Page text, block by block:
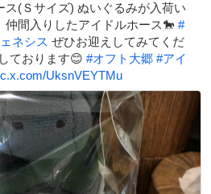
ス(Ｓサイズ) ぬいぐるみが入荷い
仲間入りしたアイドルホース🐎 #
ネシス ぜひお迎えしてみてくだ
ております😊 #オフト大郷 #アイ
UksnVEYTMu